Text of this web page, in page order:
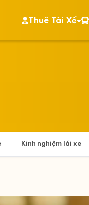
Thuê Tài Xế
Kinh nghiệm lái xe